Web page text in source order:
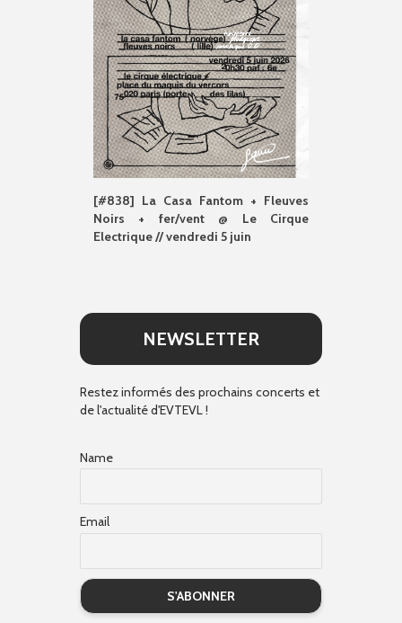
[#838] La Casa Fantom + Fleuves
Noirs + fer/vent @ Le Cirque
Electrique // vendredi 5 juin
NEWSLETTER
Restez informés des prochains concerts et
de l'actualité d'EVTEVL !
Name
Email